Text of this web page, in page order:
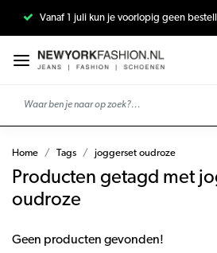
1 juli kun je voorlopig geen bestellingen meer
Home Tags joggerset oudroze
Producten getagd met
oudroze
Geen producten gevonden!